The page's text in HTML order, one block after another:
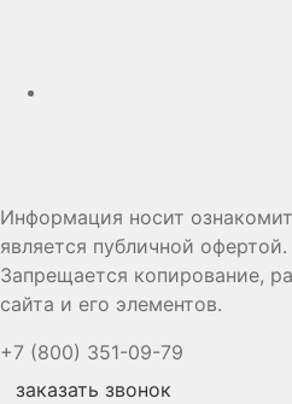
Информация носит
является публичной офертой.
Запрещается копирование,
сайта и его элементов.
+7 (800) 351-09-79
заказать звонок